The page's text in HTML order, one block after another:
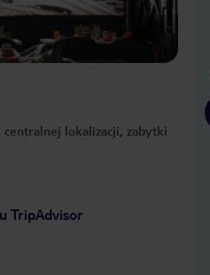
lokalizacji, zabytki
TripAdvisor